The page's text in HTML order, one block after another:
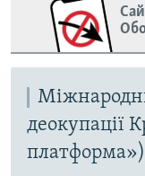
деокупації
платформа»)